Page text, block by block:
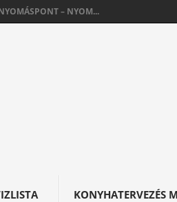
– NYOM...
KONYHATERVEZÉS